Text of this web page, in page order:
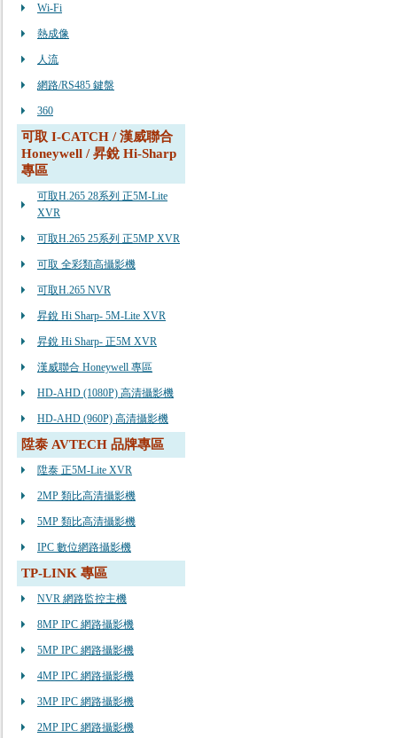
Wi-Fi
熱成像
人流
網路/RS485 鍵盤
360
可取 I-CATCH / 漢威聯合
Honeywell / 昇銳 Hi-Sharp
專區
可取H.265 28系列 正5M-Lite
XVR
可取H.265 25系列 正5MP XVR
可取 全彩類高攝影機
可取H.265 NVR
昇銳 Hi Sharp- 5M-Lite XVR
昇銳 Hi Sharp- 正5M XVR
漢威聯合 Honeywell 專區
HD-AHD (1080P) 高清攝影機
HD-AHD (960P) 高清攝影機
陞泰 AVTECH 品牌專區
陞泰 正5M-Lite XVR
2MP 類比高清攝影機
5MP 類比高清攝影機
IPC 數位網路攝影機
TP-LINK 專區
NVR 網路監控主機
8MP IPC 網路攝影機
5MP IPC 網路攝影機
4MP IPC 網路攝影機
3MP IPC 網路攝影機
2MP IPC 網路攝影機